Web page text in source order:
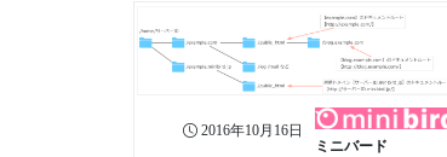
2016年10月16日
ミニバード